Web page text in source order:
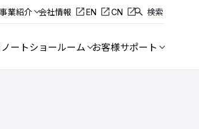
事業紹介 会社情報 EN CN 検索
ートショールーム お客様サポート